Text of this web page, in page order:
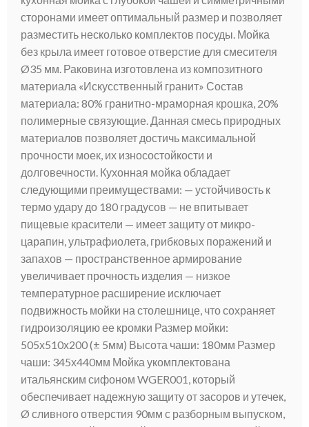
сторонами имеет оптимальный размер и позволяет
разместить несколько комплектов посуды. Мойка
без крыла имеет готовое отверстие для смесителя
Ø35 мм. Раковина изготовлена из композитного
материала «Искусственный гранит» Состав
материала: 80% гранитно-мраморная крошка, 20%
полимерные связующие. Данная смесь природных
материалов позволяет достичь максимальной
прочности моек, их износостойкости и
долговечности. Кухонная мойка обладает
следующими преимуществами: — устойчивость к
термо удару до 180 градусов — не впитывает
пищевые красители — имеет защиту от микро-
царапин, ультрафиолета, грибковых поражений и
запахов — пространственное армирование
увеличивает прочность изделия — низкое
температурное расширение исключает
подвижность мойки на столешнице, что сохраняет
гидроизоляцию ее кромки Размер мойки:
505х510х200 (± 5мм) Высота чаши: 180мм Размер
чаши: 345х440мм Мойка укомплектована
итальянским сифоном WGER001, который
обеспечивает надежную защиту от засоров и утечек,
Ø сливного отверстия 90мм с разборным выпуском,